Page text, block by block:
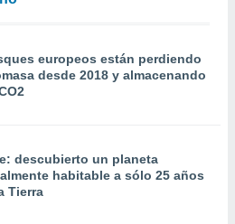
europeos están perdiendo
desde 2018 y almacenando
descubierto un planeta
habitable a sólo 25 años
Tierra